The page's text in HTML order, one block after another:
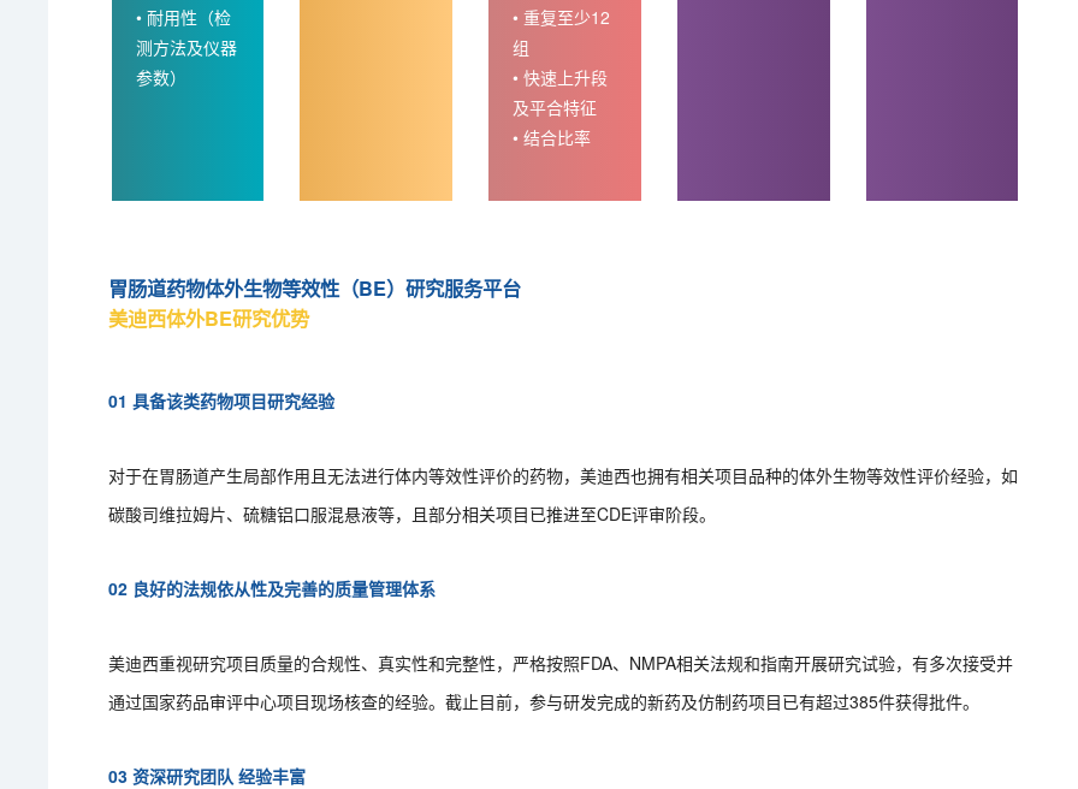
• 耐用性（检
测方法及仪器
参数）
• 重复至少12
组
• 快速上升段
及平合特征
• 结合比率
胃肠道药物体外生物等效性（BE）研究服务平台
美迪西体外BE研究优势
01 具备该类药物项目研究经验
对于在胃肠道产生局部作用且无法进行体内等效性评价的药物，美迪西也拥有相关项目品种的体外生物等效性评价经验，如
碳酸司维拉姆片、硫糖铝口服混悬液等，且部分相关项目已推进至CDE评审阶段。
02 良好的法规依从性及完善的质量管理体系
美迪西重视研究项目质量的合规性、真实性和完整性，严格按照FDA、NMPA相关法规和指南开展研究试验，有多次接受并
通过国家药品审评中心项目现场核查的经验。截止目前，参与研发完成的新药及仿制药项目已有超过385件获得批件。
03 资深研究团队 经验丰富